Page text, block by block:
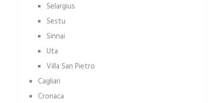
Selargius
Sestu
Sinnai
Uta
Villa San Pietro
Cagliari
Cronaca